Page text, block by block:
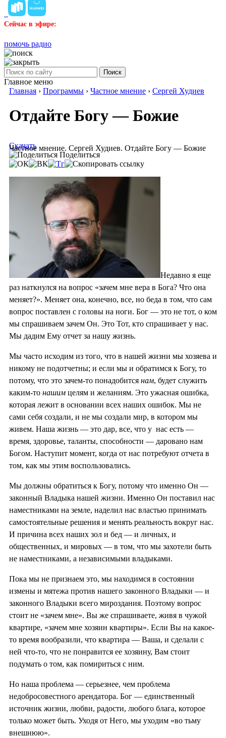
Сейчас в эфире:
помочь радио
Поиск
Главное меню
Главная › Программы › Частное мнение › Сергей Худиев
Отдайте Богу — Божие
Частное мнение. Сергей Худиев. Отдайте Богу — Божие
Скачать
Поделиться
Недавно я еще
раз наткнулся на вопрос «зачем мне вера в Бога? Что она
меняет?». Меняет она, конечно, все, но беда в том, что сам
вопрос поставлен с головы на ноги. Бог — это не тот, о ком
мы спрашиваем зачем Он. Это Тот, кто спрашивает у нас.
Мы дадим Ему отчет за нашу жизнь.
Мы часто исходим из того, что в нашей жизни мы хозяева и
никому не подотчетны; и если мы и обратимся к Богу, то
потому, что это зачем-то понадобится нам, будет служить
каким-то нашим целям и желаниям. Это ужасная ошибка,
которая лежит в основании всех наших ошибок. Мы не
сами себя создали, и не мы создали мир, в котором мы
живем. Наша жизнь — это дар, все, что у нас есть —
время, здоровье, таланты, способности — даровано нам
Богом. Наступит момент, когда от нас потребуют отчета в
том, как мы этим воспользовались.
Мы должны обратиться к Богу, потому что именно Он —
законный Владыка нашей жизни. Именно Он поставил нас
наместниками на земле, наделил нас властью принимать
самостоятельные решения и менять реальность вокруг нас.
И причина всех наших зол и бед — и личных, и
общественных, и мировых — в том, что мы захотели быть
не наместниками, а независимыми владыками.
Пока мы не признаем это, мы находимся в состоянии
измены и мятежа против нашего законного Владыки — и
законного Владыки всего мироздания. Поэтому вопрос
стоит не «зачем мне». Вы же спрашиваете, живя в чужой
квартире, «зачем мне хозяин квартиры». Если Вы на какое-
то время вообразили, что квартира — Ваша, и сделали с
ней что-то, что не понравится ее хозяину, Вам стоит
подумать о том, как помириться с ним.
Но наша проблема — серьезнее, чем проблема
недобросовестного арендатора. Бог — единственный
источник жизни, любви, радости, любого блага, которое
только может быть. Уходя от Него, мы уходим «во тьму
внешнюю».